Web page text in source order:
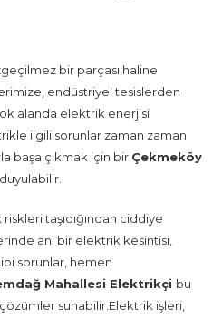
bir parçası haline
endüstriyel tesislerden
alanda elektrik enerjisi
ilgili sorunlar zaman zaman
başa çıkmak için bir Çekmeköy
taşıdığından ciddiye
ani bir elektrik kesintisi,
sorunlar, hemen
Mahallesi Elektrikçi bu
sunabilir.Elektrik işleri,